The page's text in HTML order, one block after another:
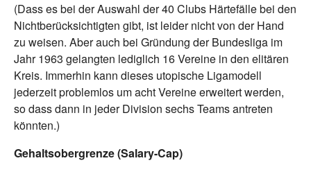
(Dass es bei der Auswahl der 40 Clubs Härtefälle bei den
Nichtberücksichtigten gibt, ist leider nicht von der Hand
zu weisen. Aber auch bei Gründung der Bundesliga im
Jahr 1963 gelangten lediglich 16 Vereine in den elitären
Kreis. Immerhin kann dieses utopische Ligamodell
jederzeit problemlos um acht Vereine erweitert werden,
so dass dann in jeder Division sechs Teams antreten
könnten.)
Gehaltsobergrenze (Salary-Cap)